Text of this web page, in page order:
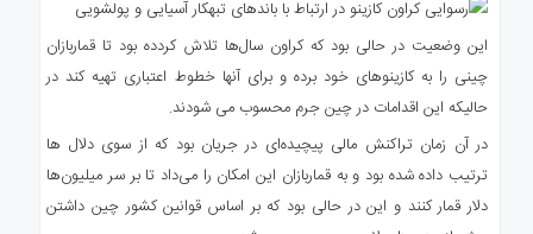
این وضعیت در حالی بود که کراون سال‌ها تلاش کردده بود تا قماربازان
چینی را به کازینوهای خود برده و برای آنها خطوط اعتباری تهیه کند در
حالیکه این اقدامات در چین جرم محسوب می شودند.
در آن زمان تراکنش مالی پیچیده‌ای در جریان بود که از سوی دلال ها
ترتیب داده شده بود و به قماربازان این امکان را می‌داد تا بر سر میلیون‌ها
دلار قمار کنند و این در حالی بود که بر اساس قوانین کشور چین داشتن